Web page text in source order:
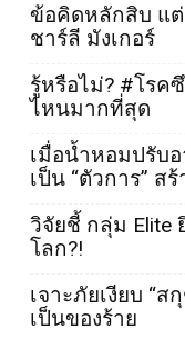
ข้อคิดหลักสิบ แ
ชาร์ลี มังเกอร์
รู้หรือไม่? #โรค
ไหนมากที่สุด
เมื่อน้ำหอมปรับ
เป็น “ตัวการ” ส
วิจัยชี้ กลุ่ม Elite
โลก?!
เจาะภัยเงียบ “ส
เป็นของร้าย